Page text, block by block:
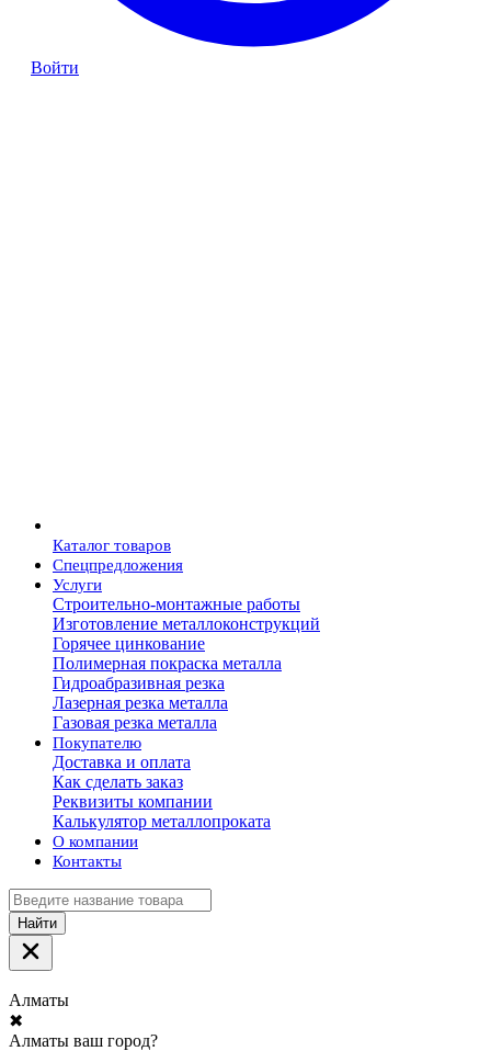
Войти
Каталог товаров
Спецпредложения
Услуги
Строительно-монтажные работы
Изготовление металлоконструкций
Горячее цинкование
Полимерная покраска металла
Гидроабразивная резка
Лазерная резка металла
Газовая резка металла
Покупателю
Доставка и оплата
Как сделать заказ
Реквизиты компании
Калькулятор металлопроката
О компании
Контакты
Найти
Алматы
✖
Алматы ваш город?